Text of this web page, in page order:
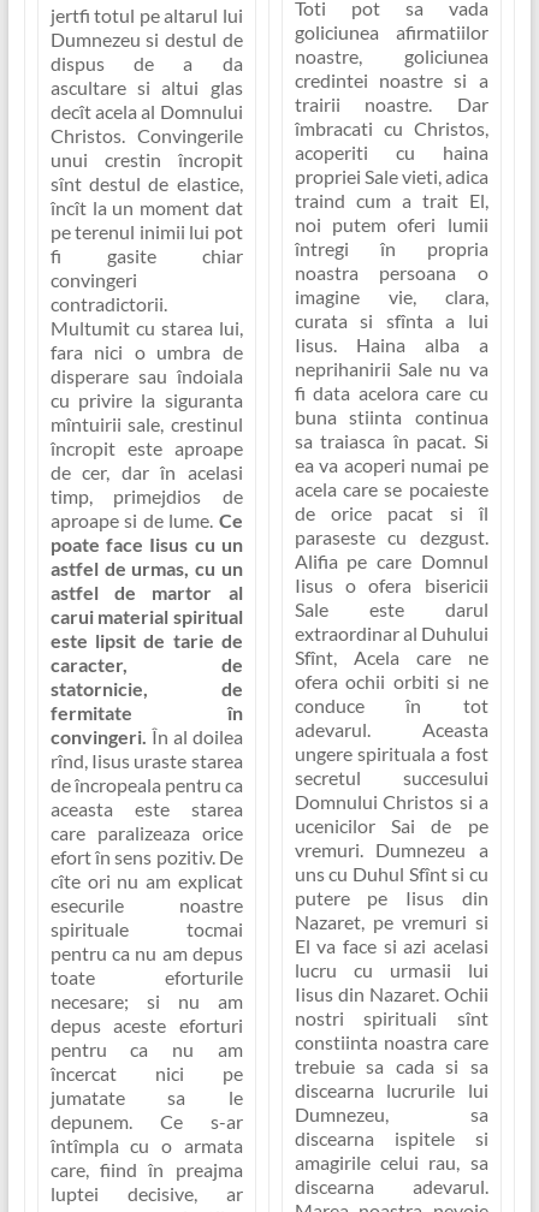
jertfi totul pe altarul lui
Dumnezeu si destul de
dispus de a da
ascultare si altui glas
decît acela al Domnului
Christos. Convingerile
unui crestin încropit
sînt destul de elastice,
încît la un moment dat
pe terenul inimii lui pot
fi gasite chiar
convingeri
contradictorii.
Multumit cu starea lui,
fara nici o umbra de
disperare sau îndoiala
cu privire la siguranta
mîntuirii sale, crestinul
încropit este aproape
de cer, dar în acelasi
timp, primejdios de
aproape si de lume. Ce
poate face Iisus cu un
astfel de urmas, cu un
astfel de martor al
carui material spiritual
este lipsit de tarie de
caracter, de
statornicie, de
fermitate în
convingeri. În al doilea
rînd, Iisus uraste starea
de încropeala pentru ca
aceasta este starea
care paralizeaza orice
efort în sens pozitiv. De
cîte ori nu am explicat
esecurile noastre
spirituale tocmai
pentru ca nu am depus
toate eforturile
necesare; si nu am
depus aceste eforturi
pentru ca nu am
încercat nici pe
jumatate sa le
depunem. Ce s-ar
întîmpla cu o armata
care, fiind în preajma
luptei decisive, ar
Toti pot sa vada
goliciunea afirmatiilor
noastre, goliciunea
credintei noastre si a
trairii noastre. Dar
îmbracati cu Christos,
acoperiti cu haina
propriei Sale vieti, adica
traind cum a trait El,
noi putem oferi lumii
întregi în propria
noastra persoana o
imagine vie, clara,
curata si sfînta a lui
Iisus. Haina alba a
neprihanirii Sale nu va
fi data acelora care cu
buna stiinta continua
sa traiasca în pacat. Si
ea va acoperi numai pe
acela care se pocaieste
de orice pacat si îl
paraseste cu dezgust.
Alifia pe care Domnul
Iisus o ofera bisericii
Sale este darul
extraordinar al Duhului
Sfînt, Acela care ne
ofera ochii orbiti si ne
conduce în tot
adevarul.Aceasta
ungere spirituala a fost
secretul succesului
Domnului Christos si a
ucenicilor Sai de pe
vremuri. Dumnezeu a
uns cu Duhul Sfînt si cu
putere pe Iisus din
Nazaret, pe vremuri si
El va face si azi acelasi
lucru cu urmasii lui
Iisus din Nazaret. Ochii
nostri spirituali sînt
constiinta noastra care
trebuie sa cada si sa
discearna lucrurile lui
Dumnezeu, sa
discearna ispitele si
amagirile celui rau, sa
discearna adevarul.